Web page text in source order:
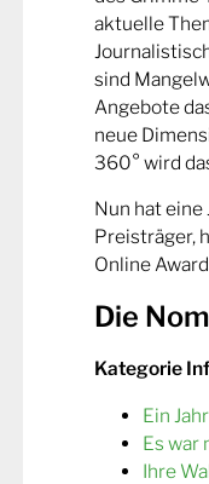
aktuelle
sind
Angebote
neue
360° wird
Nun hat eine
Preisträger,
Online
Die
Kategorie
Ein
Es war
Ihre